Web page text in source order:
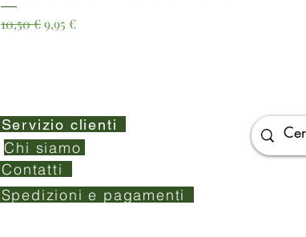
Prezzo regolare
10,50 €Prezzo scontato
9,95 €
Servizio clienti
Chi siamo
Contatti
Spedizioni e pagamenti